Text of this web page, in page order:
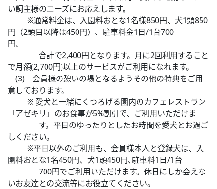
い飼主様のニーズにお応えします。
※通常料金は、入園料おとな1名様850円、犬1頭850
円（2頭目以降は450円）、駐車料金1日/1台700
円、
合計で2,400円となります。月に2回利用すること
で月額(2,700円)以上のサービスがご利用になれます。
(3) 会員様の憩いの場となるようその他の特典をご用
意しております。
※ 愛犬と一緒にくつろげる園内のカフェレストラン
「アゼキリ」のお食事が5%割引で、ご利用いただけま
す。平日のゆったりとしたお時間を愛犬とお過ご
しください。
※平日以外のご利用も、会員様本人と登録犬は、入
園料おとな1名450円、犬1頭450円､駐車料1日/1台
700円でご利用いただけます。休日にしか会えな
いお友達との交流等にお役立てください。